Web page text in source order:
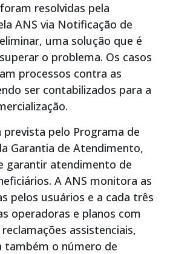
resolvidas pela
ANS via Notificação de
uma solução que é
o problema. Os casos
processos contra as
ser contabilizados para a
prevista pelo Programa de
Garantia de Atendimento,
garantir atendimento de
A ANS monitora as
pelos usuários e a cada três
operadoras e planos com
assistenciais,
também o número de